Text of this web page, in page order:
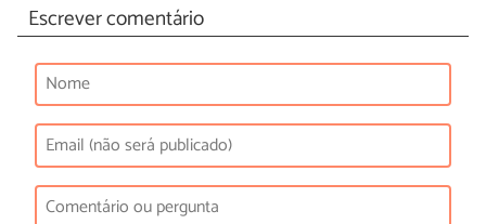
Escrever comentário